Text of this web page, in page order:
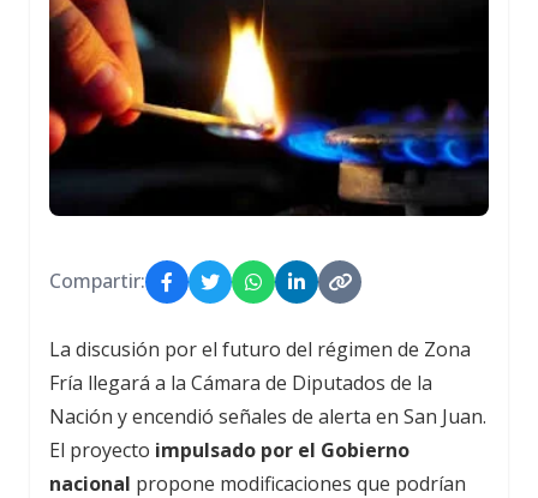
Compartir:
La discusión por el futuro del régimen de Zona
Fría llegará a la Cámara de Diputados de la
Nación y encendió señales de alerta en San Juan.
El proyecto impulsado por el Gobierno
nacional propone modificaciones que podrían